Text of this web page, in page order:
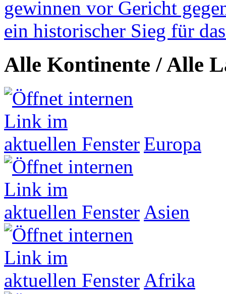
gewinnen vor Gericht
ein historischer Sieg für
Alle Kontinente / Alle
Europa
Asien
Afrika